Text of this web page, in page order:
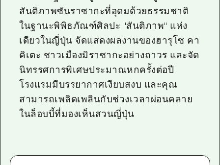
สันติภาพซันราซากะที่อุดมด้วยธรรมชาติ
ในฐานะพิพิธภัณฑ์ศิลปะ "สันติภาพ" แห่ง
เดียวในญี่ปุ่น จัดแสดงผลงานของฮารุโซ คา
คิเตะ ชาวเมืองมิราซากะอย่างถาวร และจัด
นิทรรศการพิเศษประมาณหกครั้งต่อปี
โรงแรมมีบรรยากาศเงียบสงบ และคุณ
สามารถเพลิดเพลินกับช่วงเวลาผ่อนคลาย
ในล็อบบี้ที่มองเห็นสวนญี่ปุ่น